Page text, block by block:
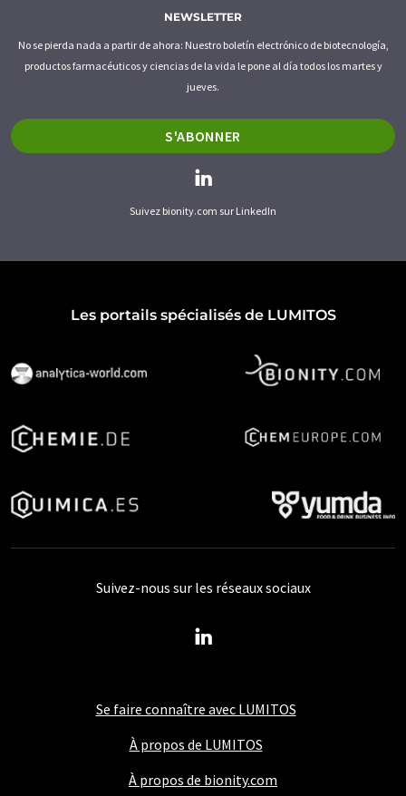
NEWSLETTER
No se pierda nada a partir de ahora: Nuestro boletín electrónico de biotecnología,
productos farmacéuticos y ciencias de la vida le pone al día todos los martes y
jueves.
S'ABONNER
Suivez bionity.com sur LinkedIn
Les portails spécialisés de LUMITOS
Se faire connaître avec LUMITOS
À propos de LUMITOS
À propos de bionity.com
Suivez-nous sur les réseaux sociaux